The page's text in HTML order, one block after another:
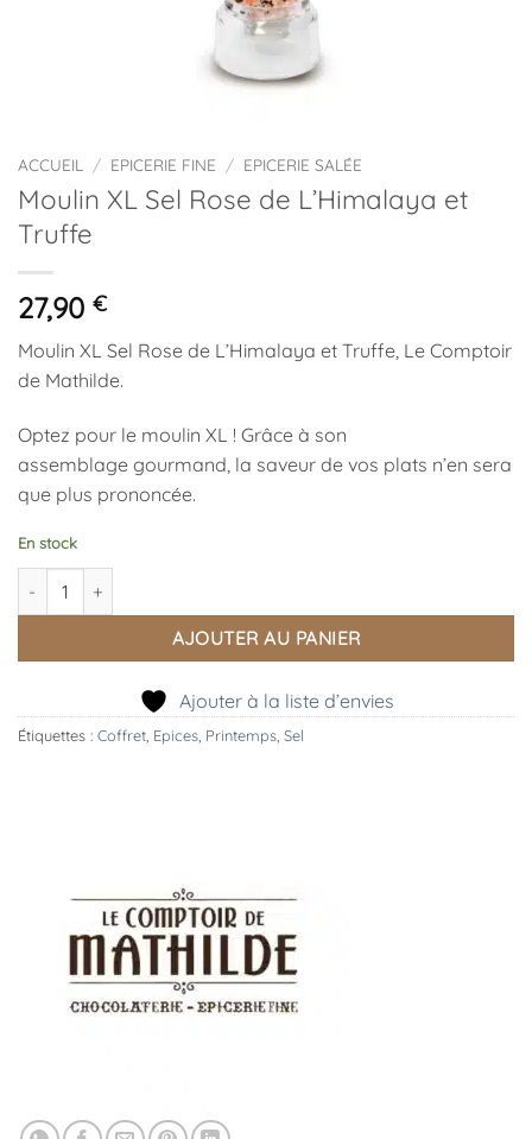
ACCUEIL / EPICERIE FINE / EPICERIE SALÉE
Moulin XL Sel Rose de L’Himalaya et
Truffe
27,90 €
Moulin XL Sel Rose de L’Himalaya et Truffe, Le Comptoir
de Mathilde.
Optez pour le moulin XL ! Grâce à son
assemblage gourmand, la saveur de vos plats n’en sera
que plus prononcée.
En stock
quantité de Moulin XL Sel Rose de L'Himalaya et Truffe
AJOUTER AU PANIER
Ajouter à la liste d’envies
Étiquettes : Coffret Epices Printemps Sel